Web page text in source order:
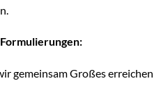
gemeinsam Großes erreichen